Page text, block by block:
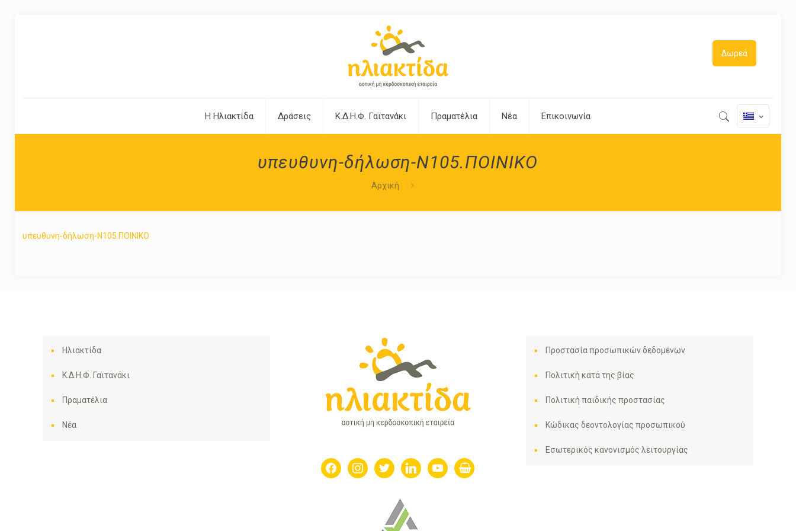
Η Ηλιακτίδα Δράσεις Κ.Δ.Η.Φ. Γαϊτανάκι Πραματέλια Νέα Επικοινωνία
Δωρεά
υπευθυνη-δήλωση-Ν105.ΠΟΙΝΙΚΟ
Αρχική
υπευθυνη-δήλωση-Ν105.ΠΟΙΝΙΚΟ
Ηλιακτίδα
Κ.Δ.Η.Φ. Γαϊτανάκι
Πραματέλια
Νέα
facebookinstagram
twitter linkedinyoutubeshopping-
basket
Προστασία προσωπικών δεδομένων
Πολιτική κατά της βίας
Πολιτική παιδικής προστασίας
Κώδικας δεοντολογίας προσωπικού
Εσωτερικός κανονισμός λειτουργίας